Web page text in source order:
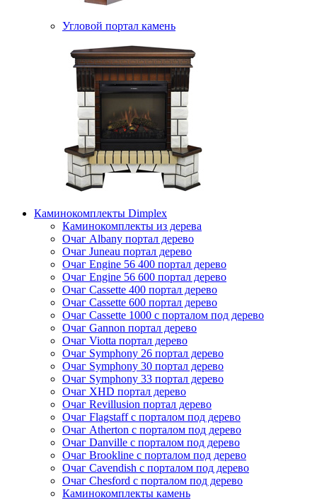
Угловой портал камень
Каминокомплекты Dimplex
Каминокомплекты из дерева
Очаг Albany портал дерево
Очаг Juneau портал дерево
Очаг Engine 56 400 портал дерево
Очаг Engine 56 600 портал дерево
Очаг Cassette 400 портал дерево
Очаг Cassette 600 портал дерево
Очаг Cassette 1000 с порталом под дерево
Очаг Gannon портал дерево
Очаг Viotta портал дерево
Очаг Symphony 26 портал дерево
Очаг Symphony 30 портал дерево
Очаг Symphony 33 портал дерево
Очаг XHD портал дерево
Очаг Revillusion портал дерево
Очаг Flagstaff с порталом под дерево
Очаг Atherton с порталом под дерево
Очаг Danville с порталом под дерево
Очаг Brookline с порталом под дерево
Очаг Cavendish с порталом под дерево
Очаг Chesford с порталом под дерево
Каминокомплекты камень